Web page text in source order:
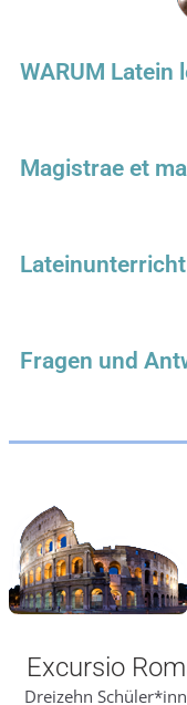
WARUM Latein
Magistrae et
Fragen und
Excursio
Dreizehn